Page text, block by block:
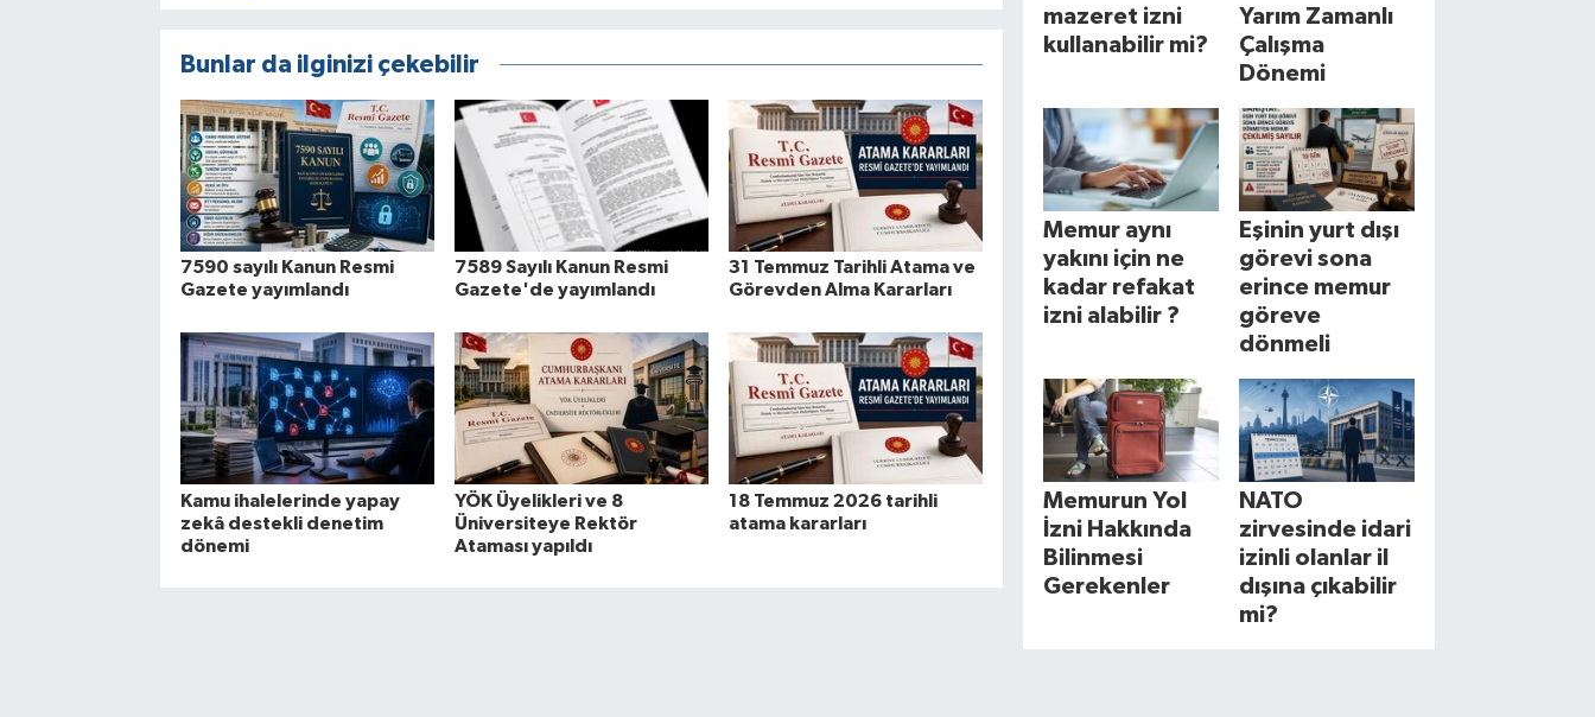
Bunlar da ilginizi çekebilir
7590 sayılı Kanun Resmi
Gazete yayımlandı
7589 Sayılı Kanun Resmi
Gazete'de yayımlandı
31 Temmuz Tarihli Atama ve
Görevden Alma Kararları
Kamu ihalelerinde yapay
zekâ destekli denetim
dönemi
YÖK Üyelikleri ve 8
Üniversiteye Rektör
Ataması yapıldı
18 Temmuz 2026 tarihli
atama kararları
mazeret izni
kullanabilir mi?
Yarım Zamanlı
Çalışma
Dönemi
Memur aynı
yakını için ne
kadar refakat
izni alabilir ?
Eşinin yurt dışı
görevi sona
erince memur
göreve
dönmeli
Memurun Yol
İzni Hakkında
Bilinmesi
Gerekenler
NATO
zirvesinde idari
izinli olanlar il
dışına çıkabilir
mi?